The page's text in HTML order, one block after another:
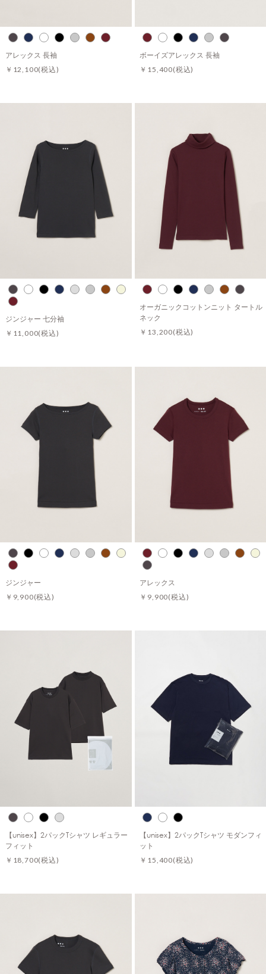
アレックス 長袖
￥12,100(税込)
ボーイズアレックス 長袖
￥15,400(税込)
ジンジャー 七分袖
￥11,000(税込)
オーガニックコットンニット タートル
ネック
￥13,200(税込)
ジンジャー
￥9,900(税込)
アレックス
￥9,900(税込)
【unisex】2パックTシャツ レギュラー
フィット
￥18,700(税込)
【unisex】2パックTシャツ モダンフィ
ット
￥15,400(税込)